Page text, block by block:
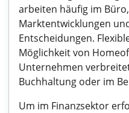
arbeiten häufig im
Marktentwicklungen
Entscheidungen.
Möglichkeit von
Unternehmen
Buchhaltung oder im
Um im Finanzsektor